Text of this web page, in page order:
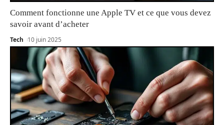
Comment fonctionne une Apple TV et ce que vous devez
savoir avant d’acheter
Tech 10 juin 2025